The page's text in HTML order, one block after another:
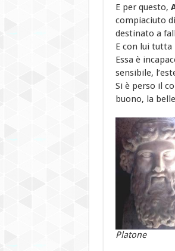
E per questo,
compiaciuto
destinato a
E con lui tutta
Essa è
sensibile,
Si è perso il
buono, la
Platone